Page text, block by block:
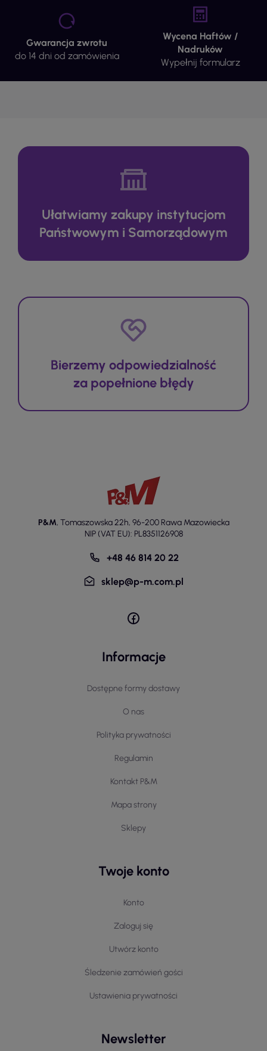
Gwarancja zwrotu
do 14 dni od zamówienia
Wycena Haftów /
Nadruków
Wypełnij formularz
Ułatwiamy zakupy instytucjom
Państwowym i Samorządowym
Bierzemy odpowiedzialność
za popełnione błędy
P&M, Tomaszowska 22h, 96-200 Rawa Mazowiecka
NIP (VAT EU): PL8351126908
+48 46 814 20 22
sklep@p-m.com.pl
Informacje
Dostępne formy dostawy
O nas
Polityka prywatności
Regulamin
Kontakt P&M
Mapa strony
Sklepy
Twoje konto
Konto
Zaloguj się
Utwórz konto
Śledzenie zamówień gości
Ustawienia prywatności
Newsletter